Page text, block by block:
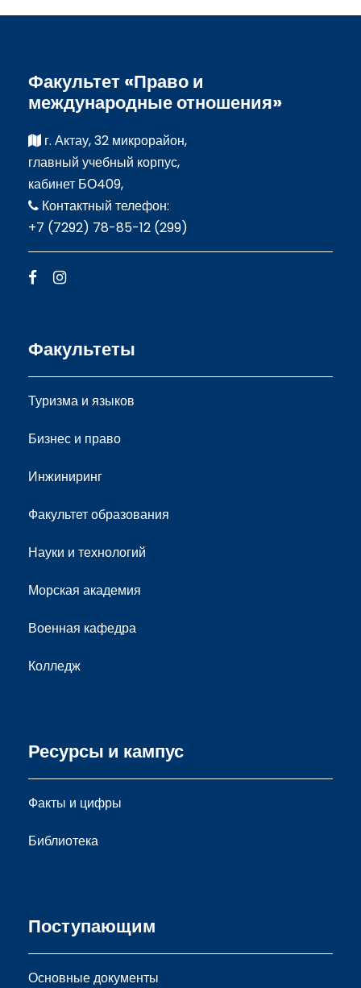
Факультет «Право и
международные отношения»
г. Актау, 32 микрорайон,
главный учебный корпус,
кабинет БО409,
Контактный телефон:
+7 (7292) 78-85-12 (299)
Факультеты
Туризма и языков
Бизнес и право
Инжиниринг
Факультет образования
Науки и технологий
Морская академия
Военная кафедра
Колледж
Ресурсы и кампус
Факты и цифры
Библиотека
Поступающим
Основные документы